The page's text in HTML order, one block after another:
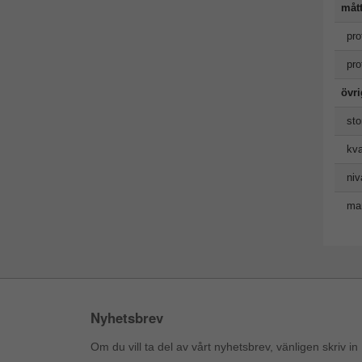
mått
Nyhetsbrev
Om du vill ta del av vårt nyhetsbrev, vänligen skriv in